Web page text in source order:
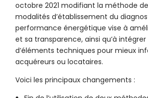
octobre 2021 modifiant la méthode
modalités d’établissement du
performance énergétique vise à
et sa transparence, ainsi qu’à
d’éléments techniques pour mieux
acquéreurs ou locataires.
Voici les principaux changements :